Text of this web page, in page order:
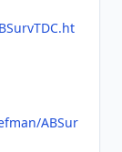
ABSur